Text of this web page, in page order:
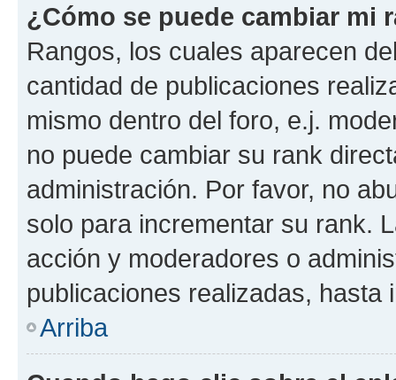
¿Cómo se puede cambiar mi
Rangos, los cuales aparecen
cantidad de publicaciones
mismo dentro del foro, e.j.
no puede cambiar su rank
administración. Por favor, no
solo para incrementar su rank.
acción y moderadores o
publicaciones realizadas, hasta
Arriba